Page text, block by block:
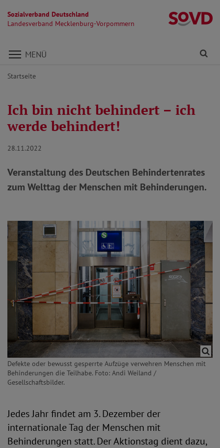
Sozialverband Deutschland
Landesverband Mecklenburg-Vorpommern
Direkt zu den Inhalten springen
MENÜ
Startseite
Ich bin nicht behindert – ich
werde behindert!
28.11.2022
Veranstaltung des Deutschen Behindertenrates
zum Welttag der Menschen mit Behinderungen.
Defekte oder bewusst gesperrte Aufzüge verwehren Menschen mit
Behinderungen die Teilhabe. Foto: Andi Weiland /
Gesellschaftsbilder.
Jedes Jahr findet am 3. Dezember der
internationale Tag der Menschen mit
Behinderungen statt. Der Aktionstag dient dazu,